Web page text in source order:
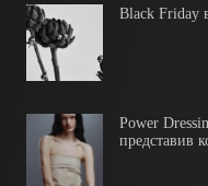
Black Friday
Power
представив